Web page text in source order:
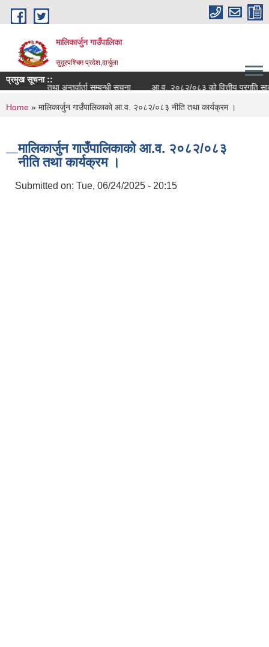
Skip to main content
मालिकार्जुन गाउँपालिका
सुदूरपश्चिम प्रदेश,दार्चुला
प्रमुख सूचना ::
परीक्षण तथा अन्तर्वार्ता सम्बन्धी सूचना
आ.व. २०८२/०८३ को वित्तीय प्रगति
You are here
Home » मालिकार्जुन गाउँपालिकाको आ.व. २०८२/०८३ नीति तथा कार्यक्रम ।
मालिकार्जुन गाउँपालिकाको आ.व. २०८२/०८३
नीति तथा कार्यक्रम ।
Submitted on: Tue, 06/24/2025 - 20:15